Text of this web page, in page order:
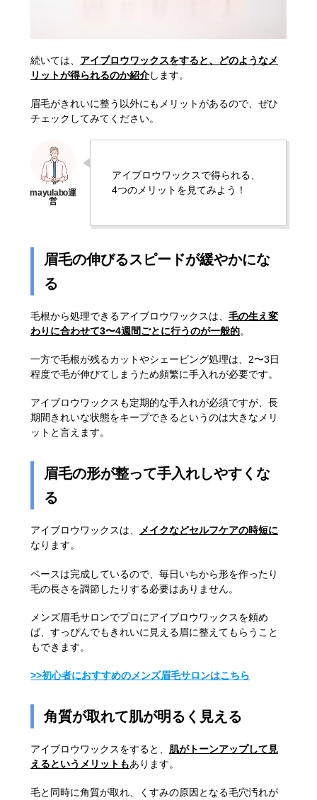
続いては、 アイブロウワックスをすると、どのようなメ
リットが得られるのか紹介します。
眉毛がきれいに整う以外にもメリットがあるので、ぜひ
チェックしてみてください。
アイブロウワックスで得られる、
4つのメリットを見てみよう！
眉毛の伸びるスピードが緩やかにな
る
毛根から処理できるアイブロウワックスは、 毛の生え変
わりに合わせて3〜4週間ごとに行うのが一般的。
一方で毛根が残るカットやシェービング処理は、2〜3日
程度で毛が伸びてしまうため頻繁に手入れが必要です。
アイブロウワックスも定期的な手入れが必須ですが、長
期間きれいな状態をキープできるというのは大きなメリ
ットと言えます。
眉毛の形が整って手入れしやすくな
る
アイブロウワックスは、 メイクなどセルフケアの時短に
なります。
ベースは完成しているので、毎日いちから形を作ったり
毛の長さを調節したりする必要はありません。
メンズ眉毛サロンでプロにアイブロウワックスを頼め
ば、すっぴんでもきれいに見える眉に整えてもらうこと
もできます。
>>初心者におすすめのメンズ眉毛サロンはこちら
角質が取れて肌が明るく見える
アイブロウワックスをすると、 肌がトーンアップして見
えるというメリットもあります。
毛と同時に角質が取れ、くすみの原因となる毛穴汚れが